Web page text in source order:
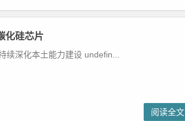
化硅芯片
续深化本土能力建设 undefin...
阅读全文